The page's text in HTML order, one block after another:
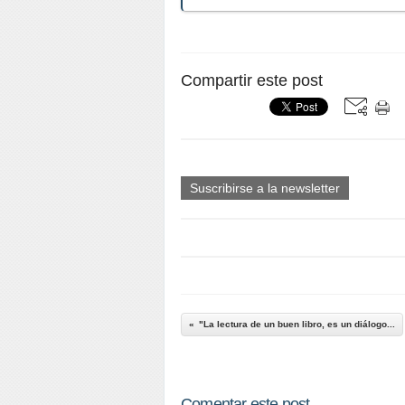
Compartir este post
Suscribirse a la newsletter
"La lectura de un buen libro, es un diálogo...